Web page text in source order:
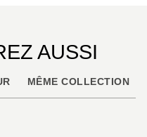
AUSSI
MÊME COLLECTION